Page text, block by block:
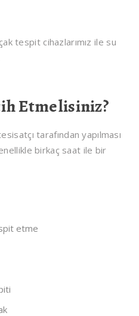
tespit cihazlarımız ile su
Etmelisiniz?
tarafından yapılması
birkaç saat ile bir
etme